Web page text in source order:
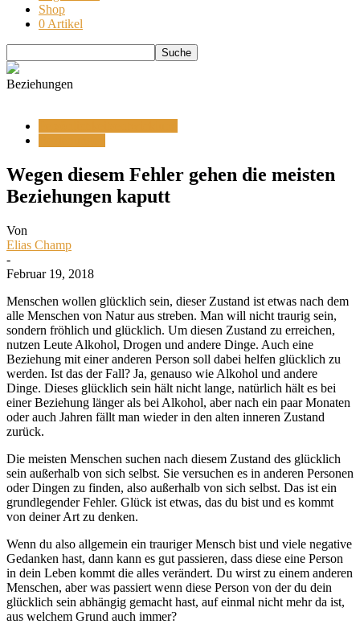
Shop
0 Artikel
Beziehungen
Wegen diesem Fehler gehen die meisten
Beziehungen kaputt
Von
Elias Champ
-
Februar 19, 2018
Menschen wollen glücklich sein, dieser Zustand ist etwas nach dem
alle Menschen von Natur aus streben. Man will nicht traurig sein,
sondern fröhlich und glücklich. Um diesen Zustand zu erreichen,
nutzen Leute Alkohol, Drogen und andere Dinge. Auch eine
Beziehung mit einer anderen Person soll dabei helfen glücklich zu
werden. Ist das der Fall? Ja, genauso wie Alkohol und andere
Dinge. Dieses glücklich sein hält nicht lange, natürlich hält es bei
einer Beziehung länger als bei Alkohol, aber nach ein paar Monaten
oder auch Jahren fällt man wieder in den alten inneren Zustand
zurück.
Die meisten Menschen suchen nach diesem Zustand des glücklich
sein außerhalb von sich selbst. Sie versuchen es in anderen Personen
oder Dingen zu finden, also außerhalb von sich selbst. Das ist ein
grundlegender Fehler. Glück ist etwas, das du bist und es kommt
von deiner Art zu denken.
Wenn du also allgemein ein trauriger Mensch bist und viele negative
Gedanken hast, dann kann es gut passieren, dass diese eine Person
in dein Leben kommt die alles verändert. Du wirst zu einem anderen
Menschen, aber was passiert wenn diese Person von der du dein
glücklich sein abhängig gemacht hast, auf einmal nicht mehr da ist,
aus welchem Grund auch immer?